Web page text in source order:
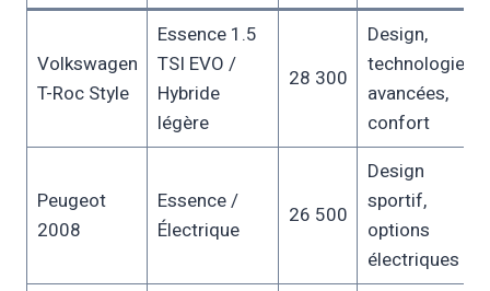
Volkswagen
T-Roc Style
Essence 1.5
TSI EVO /
Hybride
légère
28 300
Design,
technologies
avancées,
confort
Peugeot
2008
Essence /
Électrique
26 500
Design
sportif,
options
électriques